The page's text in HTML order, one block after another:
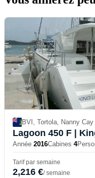
BVI, Tortola, Nanny
Lagoon 450 F |
Année 2016Cabines 4
Tarif par semaine
2,216 €/ semaine